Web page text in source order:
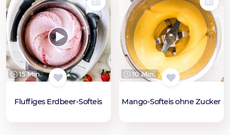
15 Min.
Fluffiges Erdbeer-Softeis
10 Min.
Mango-Softeis ohne Zucker